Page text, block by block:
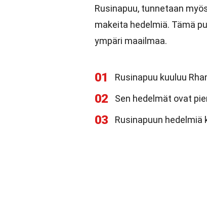
Rusinapuu, tunnetaan
makeita hedelmiä. Tämä
ympäri maailmaa.
01 Rusinapuu kuuluu
02 Sen hedelmät ovat
03 Rusinapuun